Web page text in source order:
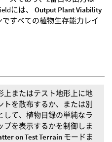
には、 Output Plant Viability
すべての植物生存能力レイ
上またはテスト地形上に地
トを散布するか、または別
して、植物目録の単純なラ
プを表示するかを制御しま
on Test Terrain モードま